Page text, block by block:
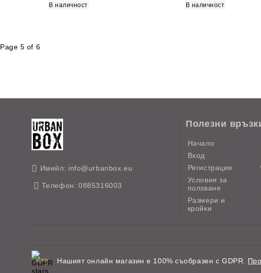
В наличност В наличност
Page 5 of 6
Имейл: info@urbanbox.eu
Телефон: 0885316003
Полезни
Начало
Вход
Регистрация
Условия за
ползване
Размери и
кройки
GDPR Нашият онлайн магазин е 100% съобразен с GDPR.